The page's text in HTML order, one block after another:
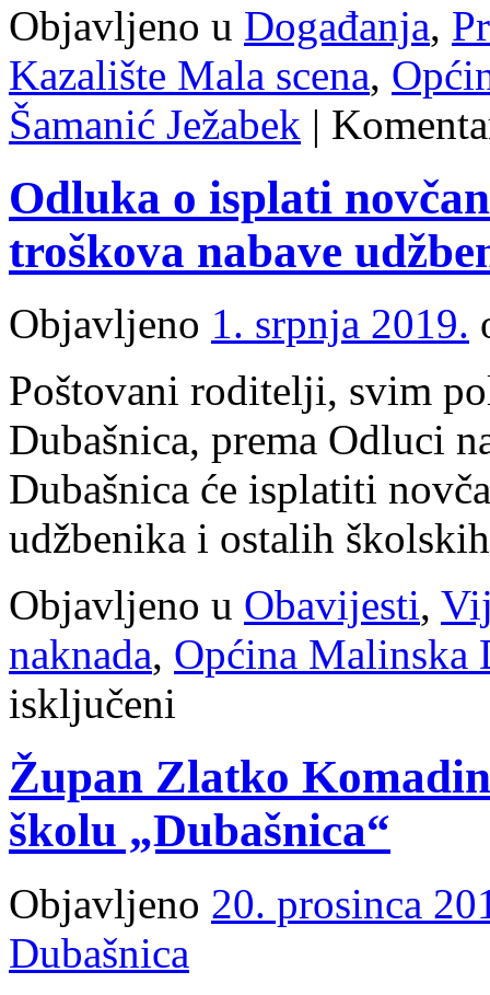
Objavljeno u Događanja,
Kazalište Mala scena,
Šamanić Ježabek |
Odluka o isplati
troškova nabave
Objavljeno 1. srpnja 2019.
Poštovani roditelji, svim
Dubašnica, prema Odluci
Dubašnica će isplatiti
udžbenika i ostalih
Objavljeno u Obavijesti,
naknada, Općina Malinska
isključeni
novčane
naknade
za
podmirenje
troškova
školskog
pribora
Župan Zlatko
školu „Dubašnica“
Objavljeno 20. prosinca
Dubašnica